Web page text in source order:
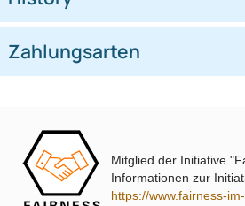
Mitglied der Initiative
Informationen zur
https://www.fairness-